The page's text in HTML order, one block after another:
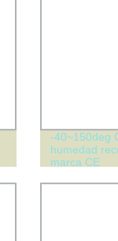
-40~150deg
humedad
marca CE